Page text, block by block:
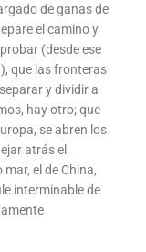
de ganas de
el camino y
(desde ese
que las fronteras
y dividir a
hay otro; que
se abren los
atrás el
el de China,
interminable de